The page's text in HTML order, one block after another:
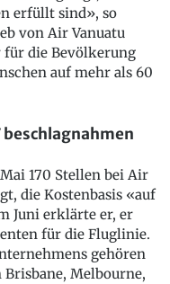
erfüllt sind», so
von Air Vanuatu
die Bevölkerung
auf mehr als 60
beschlagnahmen
170 Stellen bei Air
die Kostenbasis «auf
Juni erklärte er, er
für die Fluglinie.
gehören
Melbourne,